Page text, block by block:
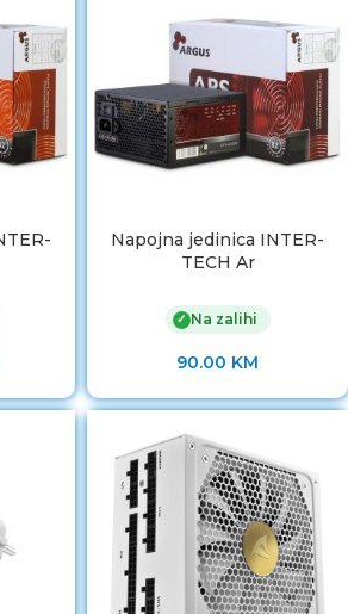
Napojna jedinica INTER-
TECH Ar
✓ Na zalihi
90.00 KM